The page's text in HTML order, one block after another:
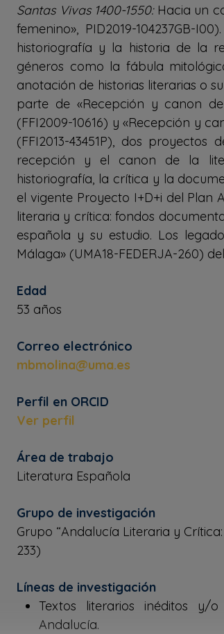
Santas Vivas 1400-1550: Hacia un
femenino», PID2019-104237GB-
historiografía y la historia de la
géneros como la fábula
anotación de historias literarias o
parte de «Recepción y canon
(FFI2009-10616) y «Recepción y
(FFI2013-43451P), dos
recepción y el canon de la
historiografía, la crítica y la
el vigente Proyecto I+D+i del Plan
literaria y crítica: fondos
española y su estudio. Los
Málaga» (UMA18-FEDERJA-260)
Edad
53 años
Correo electrónico
mbmolina@uma.es
Perfil en ORCID
Ver perfil
Área de trabajo
Literatura Española
Grupo de investigación
Grupo “Andalucía Literaria y
233)
Líneas de investigación
Textos literarios inéditos y/
Andalucía.